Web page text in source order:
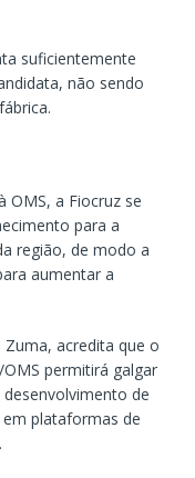
suficientemente
não sendo
OMS, a Fiocruz se
para a
região, de modo a
aumentar a
acredita que o
permitirá galgar
de
plataformas de